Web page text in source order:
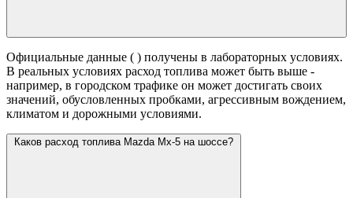
Официальные данные ( ) получены в лабораторных условиях.
В реальных условиях расход топлива может быть выше -
например, в городском трафике он может достигать своих
значений, обусловленных пробками, агрессивным вождением,
климатом и дорожными условиями.
Каков расход топлива Mazda Mx-5 на шоссе?